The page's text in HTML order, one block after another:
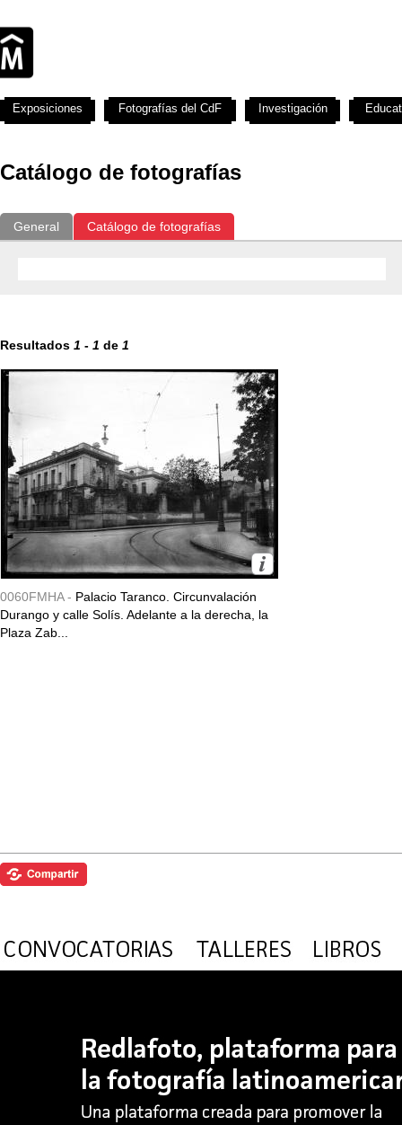
Catálogo de fotografías
General Catálogo de fotografías
Resultados 1 - 1 de 1
0060FMHA - Palacio Taranco. Circunvalación
Durango y calle Solís. Adelante a la derecha, la
Plaza Zab...
Exposiciones Fotografías del CdF Investigación